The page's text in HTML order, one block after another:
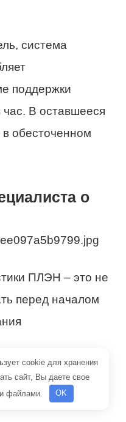
система
поддержки
час. В оставшееся
обесточенном
о
ПЛЭН – это не
перед началом
монтаж.
должна быть
cookie для хранения
сайт, Вы даете свое
файлами.
OK